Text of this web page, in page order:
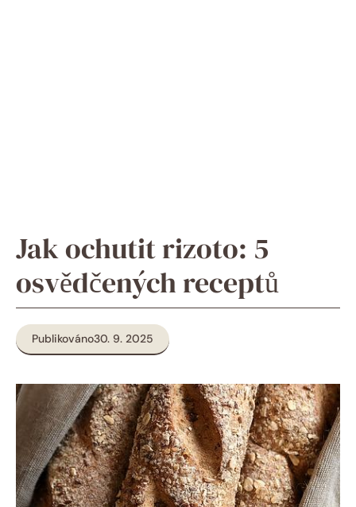
Jak ochutit rizoto: 5
osvědčených receptů
Publikováno30. 9. 2025